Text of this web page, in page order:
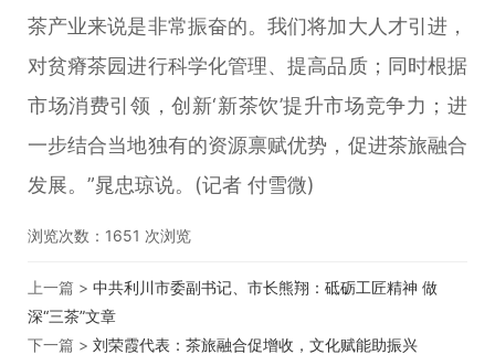
茶产业来说是非常振奋的。我们将加大人才引进，
对贫瘠茶园进行科学化管理、提高品质；同时根据
市场消费引领，创新‘新茶饮’提升市场竞争力；进
一步结合当地独有的资源禀赋优势，促进茶旅融合
发展。”晁忠琼说。(记者 付雪微)
浏览次数： 1651 次浏览
上一篇 > 中共利川市委副书记、市长熊翔：砥砺工匠精神 做
深“三茶”文章
下一篇 > 刘荣霞代表：茶旅融合促增收，文化赋能助振兴